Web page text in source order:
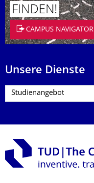
FINDEN!
CAMPUS NAVIGATOR
Unsere Dienste